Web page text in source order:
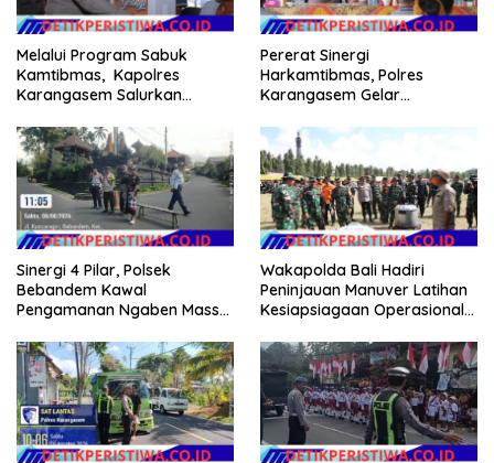
Melalui Program Sabuk
Kamtibmas, Kapolres
Karangasem Salurkan
Warga Kurang Mampu
Pererat Sinergi
Harkamtibmas, Polres
Karangasem Gelar
Kamtibmas di Dangin Sema II
Sinergi 4 Pilar, Polsek
Bebandem Kawal
Pengamanan Ngaben Massal
Tihingan
Wakapolda Bali Hadiri
Peninjauan Manuver Latihan
Kesiapsiagaan Operasional